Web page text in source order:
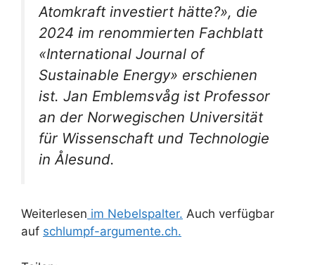
Atomkraft investiert hätte?», die
2024 im renommierten Fachblatt
«International Journal of
Sustainable Energy» erschienen
ist. Jan Emblemsvåg ist Professor
an der Norwegischen Universität
für Wissenschaft und Technologie
in Ålesund.
Weiterlesen im Nebelspalter. Auch verfügbar
auf schlumpf-argumente.ch.